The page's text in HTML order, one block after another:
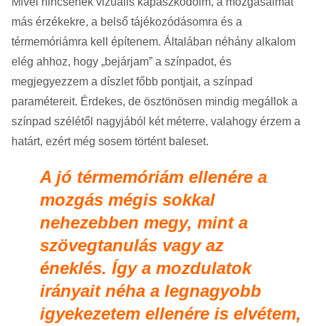
más érzékekre, a belső tájékozódásomra és a
térmemóriámra kell építenem. Általában néhány alkalom
elég ahhoz, hogy „bejárjam” a színpadot, és
megjegyezzem a díszlet főbb pontjait, a színpad
paramétereit. Érdekes, de ösztönösen mindig megállok a
színpad szélétől nagyjából két méterre, valahogy érzem a
határt, ezért még sosem történt baleset.
A jó térmemóriám ellenére a
mozgás mégis sokkal
nehezebben megy, mint a
szövegtanulás vagy az
éneklés. Így a mozdulatok
irányait néha a legnagyobb
igyekezetem ellenére is elvétem,